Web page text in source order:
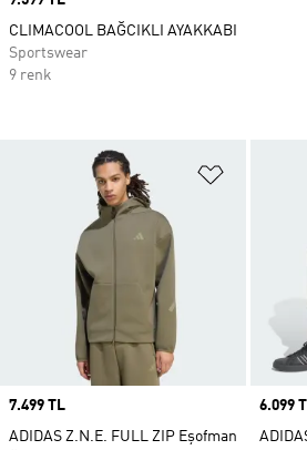
Favori
Price
7.499 TL
ADIDAS Z.N.E. FULL ZIP Eşofman
Price
6.099
CLIMACOOL BAĞCIKLI AYAKKABI
Sportswear
9 renk